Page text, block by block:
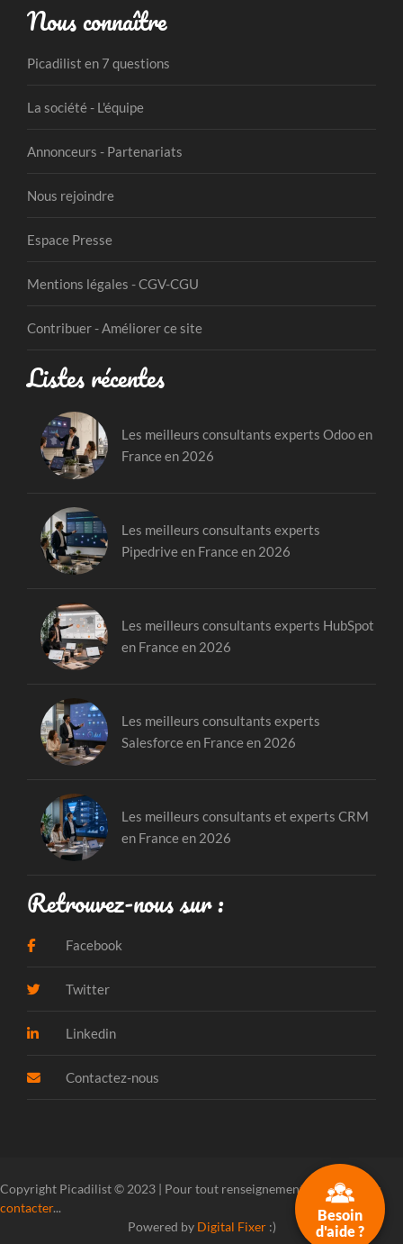
Nous connaître
Picadilist en 7 questions
La société - L'équipe
Annonceurs - Partenariats
Nous rejoindre
Espace Presse
Mentions légales - CGV-CGU
Contribuer - Améliorer ce site
Listes récentes
Les meilleurs consultants experts Odoo en
France en 2026
Les meilleurs consultants experts
Pipedrive en France en 2026
Les meilleurs consultants experts HubSpot
en France en 2026
Les meilleurs consultants experts
Salesforce en France en 2026
Les meilleurs consultants et experts CRM
en France en 2026
Retrouvez-nous sur :
Facebook
Twitter
Linkedin
Contactez-nous
Besoin
d'aide ?
Copyright Picadilist © 2023 | Pour tout renseignement, veuillez
nous
contacter...
Powered by Digital Fixer:)